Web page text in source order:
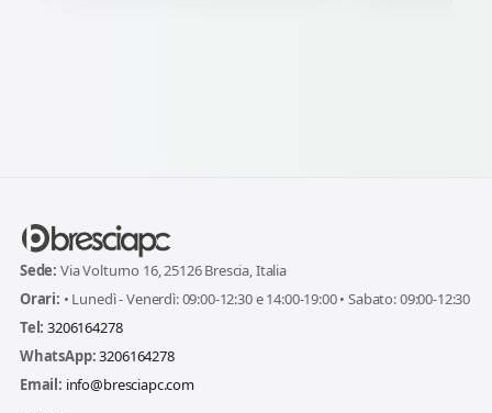
Sede: Via Volturno 16, 25126 Brescia, Italia
Orari: • Lunedì - Venerdì: 09:00-12:30 e 14:00-19:00 • Sabato: 09:00-12:30
Tel: 3206164278
WhatsApp:3206164278
Email: info@bresciapc.com